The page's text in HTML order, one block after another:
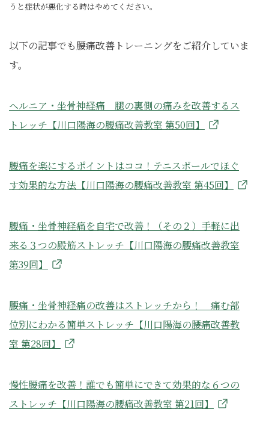
うと症状が悪化する時はやめてください。
以下の記事でも腰痛改善トレーニングをご紹介していま
す。
ヘルニア・坐骨神経痛 腿の裏側の痛みを改善するス
トレッチ【川口陽海の腰痛改善教室 第50回】
腰痛を楽にするポイントはココ！テニスボールでほぐ
す効果的な方法【川口陽海の腰痛改善教室 第45回】
腰痛・坐骨神経痛を自宅で改善！（その２）手軽に出
来る３つの殿筋ストレッチ【川口陽海の腰痛改善教室
第39回】
腰痛・坐骨神経痛の改善はストレッチから！ 痛む部
位別にわかる簡単ストレッチ【川口陽海の腰痛改善教
室 第28回】
慢性腰痛を改善！誰でも簡単にできて効果的な６つの
ストレッチ【川口陽海の腰痛改善教室 第21回】